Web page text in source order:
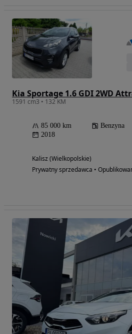
Kia Sportage 1.6 GDI 2WD
1591 cm3 • 132 KM
85 000 km Benzyna
2018
Kalisz (Wielkopolskie)
Prywatny sprzedawca •